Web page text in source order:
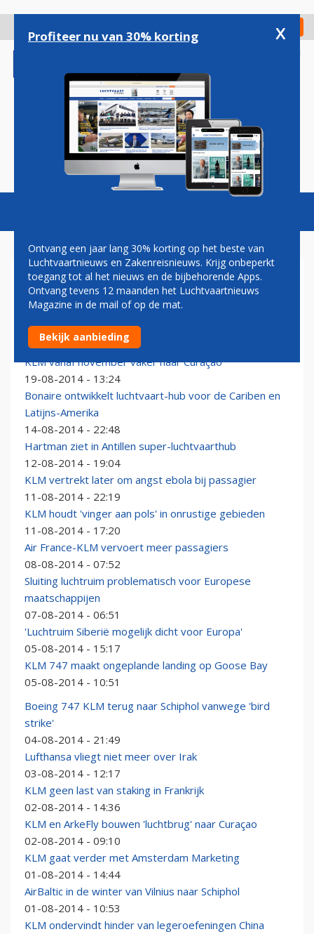
gaan
Check in
Magazine Podcasts Vacatures
KLM
Betere controle gates Schiphol bij slecht zicht
19-08-2014 - 17:27
KLM vanaf november vaker naar Curaçao
19-08-2014 - 13:24
Bonaire ontwikkelt luchtvaart-hub voor de Cariben en
Latijns-Amerika
14-08-2014 - 22:48
Hartman ziet in Antillen super-luchtvaarthub
12-08-2014 - 19:04
KLM vertrekt later om angst ebola bij passagier
11-08-2014 - 22:19
KLM houdt 'vinger aan pols' in onrustige gebieden
11-08-2014 - 17:20
Air France-KLM vervoert meer passagiers
08-08-2014 - 07:52
Sluiting luchtruim problematisch voor Europese
maatschappijen
07-08-2014 - 06:51
'Luchtruim Siberië mogelijk dicht voor Europa'
05-08-2014 - 15:17
KLM 747 maakt ongeplande landing op Goose Bay
05-08-2014 - 10:51
Boeing 747 KLM terug naar Schiphol vanwege 'bird
strike'
04-08-2014 - 21:49
Lufthansa vliegt niet meer over Irak
03-08-2014 - 12:17
KLM geen last van staking in Frankrijk
02-08-2014 - 14:36
KLM en ArkeFly bouwen 'luchtbrug' naar Curaçao
02-08-2014 - 09:10
KLM gaat verder met Amsterdam Marketing
01-08-2014 - 14:44
AirBaltic in de winter van Vilnius naar Schiphol
01-08-2014 - 10:53
KLM ondervindt hinder van legeroefeningen China
Profiteer nu van 30% korting x
Ontvang een jaar lang 30% korting op het beste van
Luchtvaartnieuws en Zakenreisnieuws. Krijg onbeperkt
toegang tot al het nieuws en de bijbehorende Apps.
Ontvang tevens 12 maanden het Luchtvaartnieuws
Magazine in de mail of op de mat.
Bekijk aanbieding